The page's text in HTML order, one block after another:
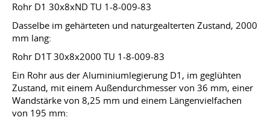
Rohr D1 30x8xND TU 1-8-009-83
Dasselbe im gehärteten und naturgealterten Zustand, 2000
mm lang:
Rohr D1T 30x8x2000 TU 1-8-009-83
Ein Rohr aus der Aluminiumlegierung D1, im geglühten
Zustand, mit einem Außendurchmesser von 36 mm, einer
Wandstärke von 8,25 mm und einem Längenvielfachen
von 195 mm: